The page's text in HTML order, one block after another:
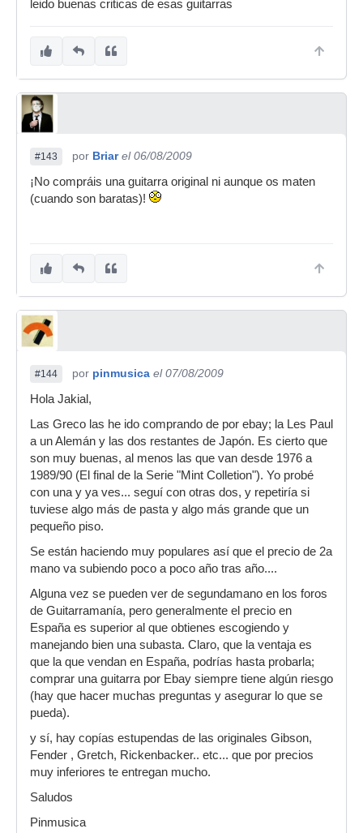
leido buenas criticas de esas guitarras
#143 por Briar el 06/08/2009
¡No compráis una guitarra original ni aunque os maten
(cuando son baratas)!
#144 por pinmusica el 07/08/2009
Hola Jakial,
Las Greco las he ido comprando de por ebay; la Les Paul
a un Alemán y las dos restantes de Japón. Es cierto que
son muy buenas, al menos las que van desde 1976 a
1989/90 (El final de la Serie "Mint Colletion"). Yo probé
con una y ya ves... seguí con otras dos, y repetiría si
tuviese algo más de pasta y algo más grande que un
pequeño piso.
Se están haciendo muy populares así que el precio de 2a
mano va subiendo poco a poco año tras año....
Alguna vez se pueden ver de segundamano en los foros
de Guitarramanía, pero generalmente el precio en
España es superior al que obtienes escogiendo y
manejando bien una subasta. Claro, que la ventaja es
que la que vendan en España, podrías hasta probarla;
comprar una guitarra por Ebay siempre tiene algún riesgo
(hay que hacer muchas preguntas y asegurar lo que se
pueda).
y sí, hay copías estupendas de las originales Gibson,
Fender , Gretch, Rickenbacker.. etc... que por precios
muy inferiores te entregan mucho.
Saludos
Pinmusica